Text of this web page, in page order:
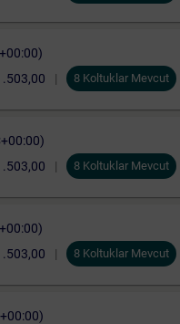
8 Koltuklar Mevcut
8 Koltuklar Mevcut
8 Koltuklar Mevcut